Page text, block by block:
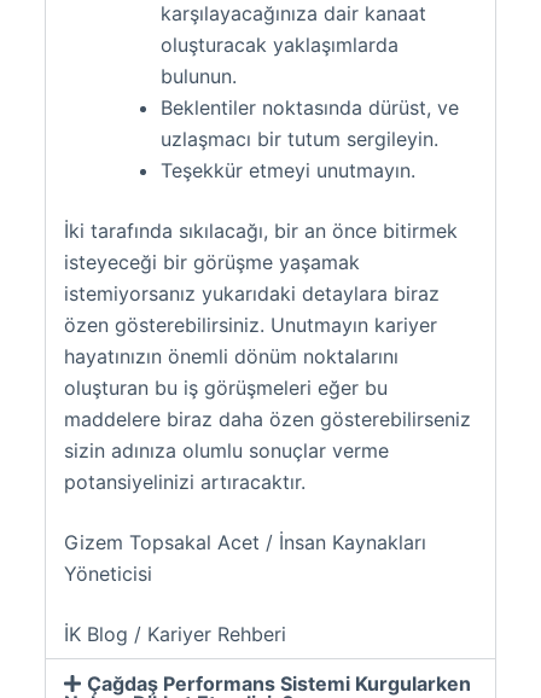
karşılayacağınıza dair kanaat
oluşturacak yaklaşımlarda
bulunun.
Beklentiler noktasında dürüst, ve
uzlaşmacı bir tutum sergileyin.
Teşekkür etmeyi unutmayın.
İki tarafında sıkılacağı, bir an önce bitirmek
isteyeceği bir görüşme yaşamak
istemiyorsanız yukarıdaki detaylara biraz
özen gösterebilirsiniz. Unutmayın kariyer
hayatınızın önemli dönüm noktalarını
oluşturan bu iş görüşmeleri eğer bu
maddelere biraz daha özen gösterebilirseniz
sizin adınıza olumlu sonuçlar verme
potansiyelinizi artıracaktır.
Gizem Topsakal Acet / İnsan Kaynakları
Yöneticisi
İK Blog / Kariyer Rehberi
Çağdaş Performans Sistemi Kurgularken